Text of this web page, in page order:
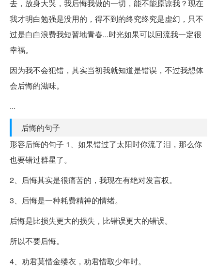
去，放身大哭，我后悔我做的一切，能不能原谅我？现在
我才明白勉强是没用的，得不到的终究终究是虚幻，只不
过是白白浪费我短暂地青春...时光如果可以回流我一定很
幸福。
因为我不会犯错，其实当初我就知道是错误，不过我想体
会后悔的滋味。
...
后悔的句子
形容后悔的句子 1、如果错过了太阳时你流了泪，那么你
也要错过群星了。
2、后悔其实是很痛苦的，我现在有绝对发言权。
3、后悔是一种耗费精神的情绪。
后悔是比损失更大的损失，比错误更大的错误。
所以不要后悔。
4、劝君莫惜金缕衣，劝君惜取少年时。